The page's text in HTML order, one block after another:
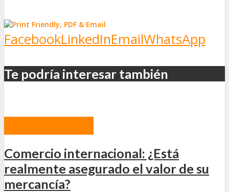
FacebookLinkedInEmailWhatsApp
Te podría interesar también
Comercio internacional: ¿Está
realmente asegurado el valor de su
mercancía?